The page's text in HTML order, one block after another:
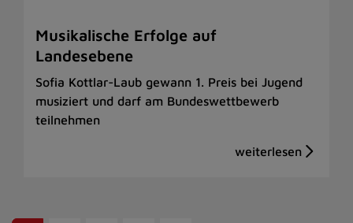
Musikalische Erfolge auf
Landesebene
Sofia Kottlar-Laub gewann 1. Preis bei Jugend
musiziert und darf am Bundeswettbewerb
teilnehmen